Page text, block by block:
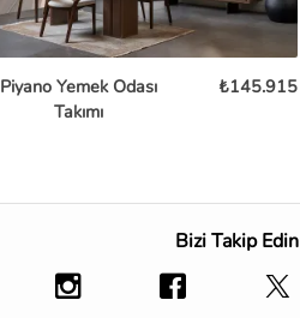
Piyano Yemek Odası
Takımı
₺145.915
Bizi Takip Edin